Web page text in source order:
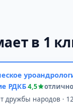
в 1
РДКБ4,5 отлично
дружбы народов ·